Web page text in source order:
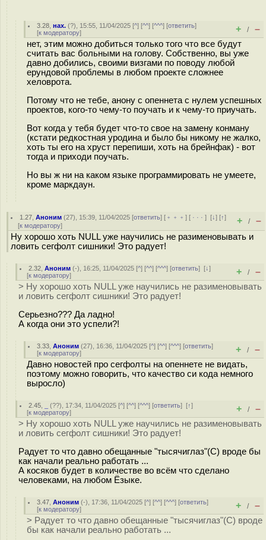
3.28 ,нах. (?), 15:55, 11/04/2025 [^] [^^] [^^^] [ответить]
[к модератору] + / –
нет, этим можно добиться только того что все будут
считать вас больными на голову. Собственно, вы уже
давно добились, своими визгами по поводу любой
ерундовой проблемы в любом проекте сложнее
хеловрота.
Потому что не тебе, анону с опеннета с нулем успешных
проектов, кого-то чему-то поучать и к чему-то приучать.
Вот когда у тебя будет что-то свое на замену конману
(кстати редкостная уродина и было бы никому не жалко,
хоть ты его на хруст перепиши, хоть на брейнфак) - вот
тогда и приходи поучать.
Но вы ж ни на каком языке программировать не умеете,
кроме маркдаун.
1.27 ,Аноним (27), 15:39, 11/04/2025 [ответить] [ ﹢﹢﹢] [ · · ·][↓] [↑]
[к модератору] + / –
Ну хорошо хоть NULL уже научились не разименовывать и
ловить сегфолт сишники! Это радует!
2.32 ,Аноним (-), 16:25, 11/04/2025 [^] [^^] [^^^] [ответить][↓]
[к модератору] + / –
> Ну хорошо хоть NULL уже научились не разименовывать
и ловить сегфолт сишники! Это радует!
Серьезно??? Да ладно!
А когда они это успели?!
3.33 ,Аноним (27), 16:36, 11/04/2025 [^] [^^] [^^^] [ответить]
[к модератору] + / –
Давно новостей про сегфолты на опеннете не видать,
поэтому можно говорить, что качество си кода немного
выросло)
2.45 (??), 17:34, 11/04/2025 [^] [^^] [^^^] [ответить][↑]
[к модератору] + / –
> Ну хорошо хоть NULL уже научились не разименовывать
и ловить сегфолт сишники! Это радует!
Радует то что давно обещанные "тысячиглаз"(С) вроде бы
как начали реально работать ...
А косяков будет в количестве во всём что сделано
человеками, на любом Ёзыке.
3.47 ,Аноним (-), 17:36, 11/04/2025 [^] [^^] [^^^] [ответить]
[к модератору] + / –
> Радует то что давно обещанные "тысячиглаз"(С) вроде
бы как начали реально работать ...